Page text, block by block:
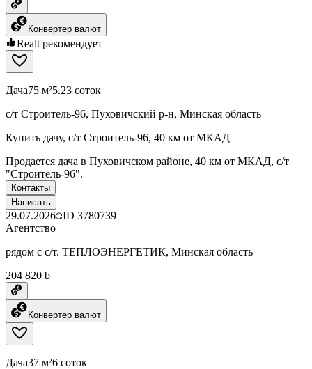
Конвертер валют
Realt рекомендует
Дача75 м²5.23 соток
с/т Строитель-96, Пуховичский р-н, Минская область
Купить дачу, с/т Строитель-96, 40 км от МКАД
Продается дача в Пуховичском районе, 40 км от МКАД, с/т
"Строитель-96".
Контакты
Написать
29.07.2026 ID 3780739
Агентство
рядом с с/т. ТЕПЛОЭНЕРГЕТИК, Минская область
204 820 ƃ
Конвертер валют
Дача37 м²6 соток